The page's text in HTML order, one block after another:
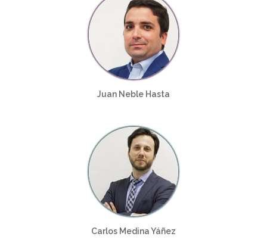
Juan Neble Hasta
Carlos Medina Yáñez